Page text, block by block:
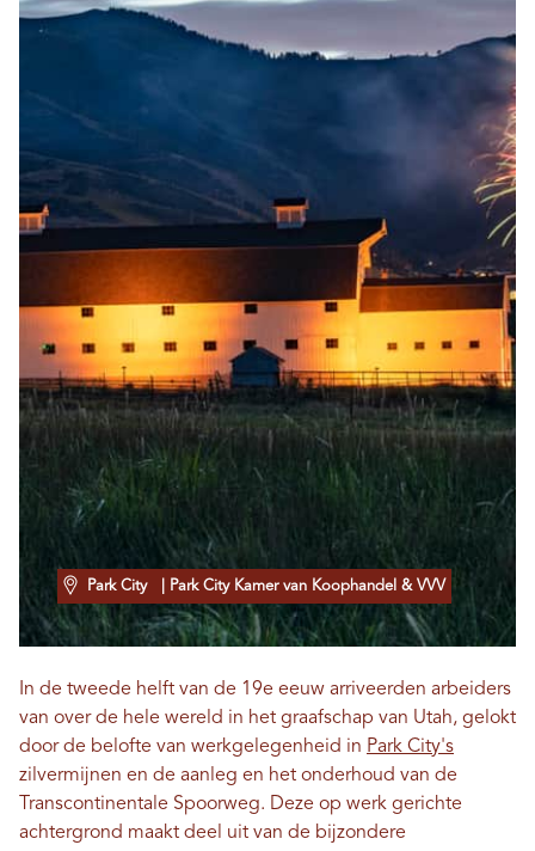
Park City | Park City Kamer van Koophandel & VVV
In de tweede helft van de 19e eeuw arriveerden arbeiders
van over de hele wereld in het graafschap van Utah, gelokt
door de belofte van werkgelegenheid in Park City's
zilvermijnen en de aanleg en het onderhoud van de
Transcontinentale Spoorweg. Deze op werk gerichte
achtergrond maakt deel uit van de bijzondere